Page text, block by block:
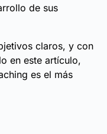
de sus
claros, y con
en este artículo,
es el más